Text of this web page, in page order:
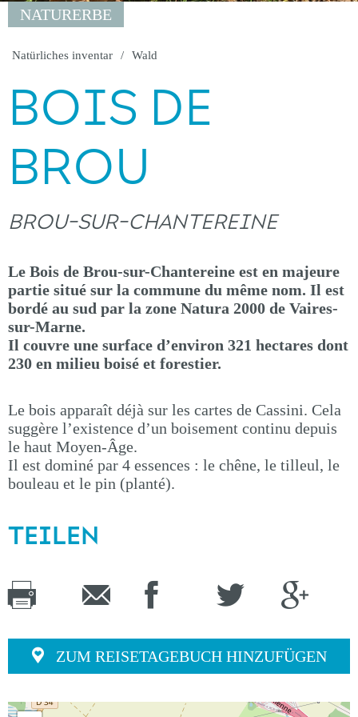
NATURERBE
Natürliches inventar Wald
BOIS DE
BROU
BROU-SUR-CHANTEREINE
Le Bois de Brou-sur-Chantereine est en majeure
partie situé sur la commune du même nom. Il est
bordé au sud par la zone Natura 2000 de Vaires-
sur-Marne.
Il couvre une surface d’environ 321 hectares dont
230 en milieu boisé et forestier.
Le bois apparaît déjà sur les cartes de Cassini. Cela
suggère l’existence d’un boisement continu depuis
le haut Moyen-Âge.
Il est dominé par 4 essences : le chêne, le tilleul, le
bouleau et le pin (planté).
TEILEN
ZUM REISETAGEBUCH HINZUFÜGEN